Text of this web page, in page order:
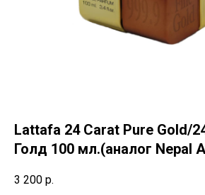
Lattafa 24 Carat Pure Gold/
Голд 100 мл.(аналог Nepal
3 200 р.